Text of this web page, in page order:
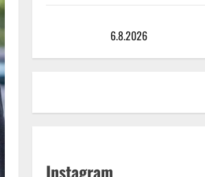
6.8.2026
Instagram